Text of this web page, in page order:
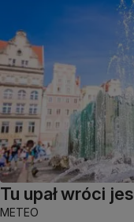
Tu upał wróci
METEO